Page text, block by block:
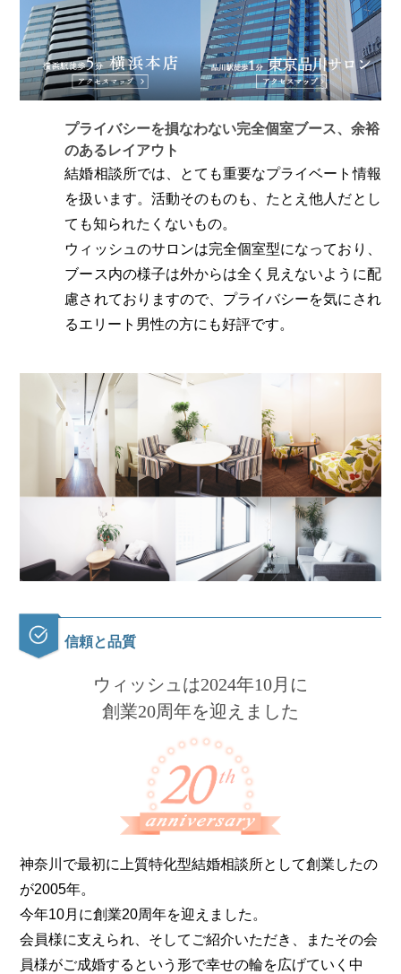
プライバシーを損なわない完全個室ブース、余裕
のあるレイアウト
結婚相談所では、とても重要なプライベート情報
を扱います。活動そのものも、たとえ他人だとし
ても知られたくないもの。
ウィッシュのサロンは完全個室型になっており、
ブース内の様子は外からは全く見えないように配
慮されておりますので、プライバシーを気にされ
るエリート男性の方にも好評です。
信頼と品質
ウィッシュは2024年10月に
創業20周年を迎えました
神奈川で最初に上質特化型結婚相談所として創業したの
が2005年。
今年10月に創業20周年を迎えました。
会員様に支えられ、そしてご紹介いただき、またその会
員様がご成婚するという形で幸せの輪を広げていく中